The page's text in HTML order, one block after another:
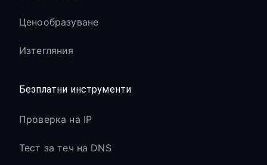
Ценообразуване
Изтегляния
Безплатни инструменти
Проверка на IP
Тест за теч на DNS